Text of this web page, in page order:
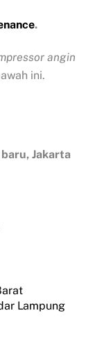
.
angin
ini.
Jakarta
Lampung